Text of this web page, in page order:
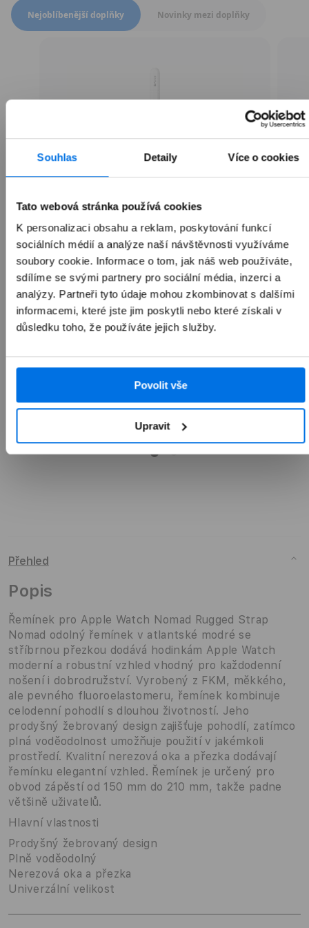
Souhlas Detaily Více o cookies
Tato webová stránka používá cookies
K personalizaci obsahu a reklam, poskytování funkcí
sociálních médií a analýze naší návštěvnosti využíváme
soubory cookie. Informace o tom, jak náš web používáte,
sdílíme se svými partnery pro sociální média, inzerci a
analýzy. Partneři tyto údaje mohou zkombinovat s dalšími
informacemi, které jste jim poskytli nebo které získali v
důsledku toho, že používáte jejich služby.
Povolit vše
Upravit
Přepnout zobrazení produktů
Nejoblíbenější doplňky Novinky mezi doplňky
Apple Pencil (USB-C)
1 990 Kč
Přidat do košíku
Přehled
Popis
Řemínek pro Apple Watch Nomad Rugged Strap
Nomad odolný řemínek v atlantské modré se
stříbrnou přezkou dodává hodinkám Apple Watch
moderní a robustní vzhled vhodný pro každodenní
nošení i dobrodružství. Vyrobený z FKM, měkkého,
ale pevného fluoroelastomeru, řemínek kombinuje
celodenní pohodlí s dlouhou životností. Jeho
prodyšný žebrovaný design zajišťuje pohodlí, zatímco
plná voděodolnost umožňuje použití v jakémkoli
prostředí. Kvalitní nerezová oka a přezka dodávají
řemínku elegantní vzhled. Řemínek je určený pro
obvod zápěstí od 150 mm do 210 mm, takže padne
většině uživatelů.
Hlavní vlastnosti
Prodyšný žebrovaný design
Plně voděodolný
Nerezová oka a přezka
Univerzální velikost